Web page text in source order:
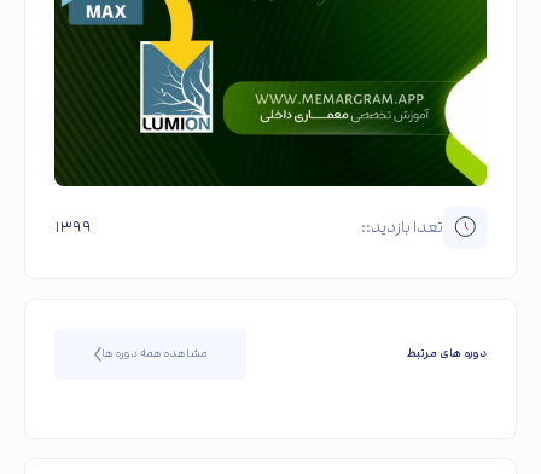
تعدا بازدید:: ۱۳۹۹
دوره های مرتبط مشاهده همه دوره ها